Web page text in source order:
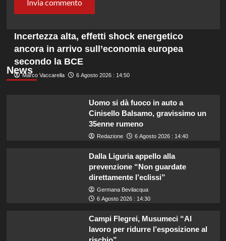
News
Incertezza alta, effetti shock energetico
ancora in arrivo sull’economia europea
secondo la BCE
Marco Vaccarella 6 Agosto 2026 : 14:50
Uomo si dà fuoco in auto a
Cinisello Balsamo, gravissimo un
35enne rumeno
Redazione 6 Agosto 2026 : 14:40
Dalla Liguria appello alla
prevenzione “Non guardate
direttamente l’eclissi”
Germana Bevilacqua
6 Agosto 2026 : 14:30
Campi Flegrei, Musumeci “Al
lavoro per ridurre l’esposizione al